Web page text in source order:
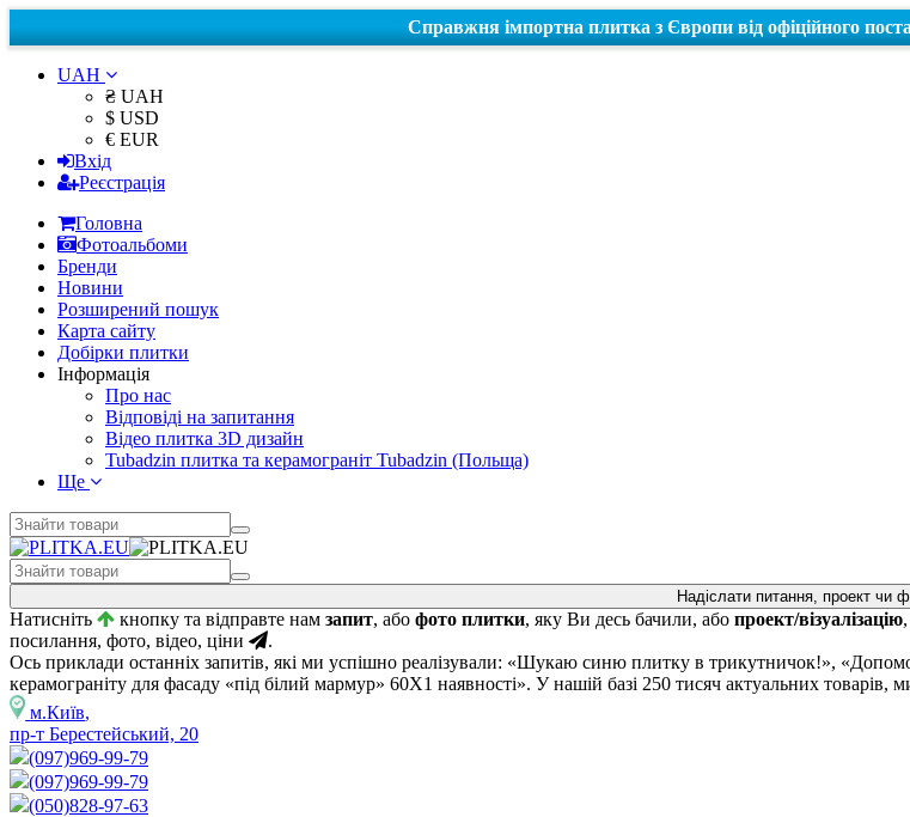
Справжня імпортна плитка з Європи від офіційного
UAH
₴ UAH
$ USD
€ EUR
Вхід
Реєстрація
Головна
Фотоальбоми
Бренди
Новини
Розширений пошук
Карта сайту
Добірки плитки
Інформація
Про нас
Відповіді на запитання
Відео плитка 3D дизайн
Tubadzin плитка та керамограніт Tubadzin (Польща)
Ще
Надіслати питання, проект чи
Натисніть кнопку та відправте нам запит, або фото плитки, яку Ви десь бачили, або проект/візуалізацію
посилання, фото, відео, ціни
.
Ось приклади останніх запитів, які ми успішно реалізували: «Шукаю синю плитку в трикутничок!»,
керамограніту для фасаду «під білий мармур» 60Х1 наявності». У нашій базі 250 тисяч актуальних
м.Київ,
пр-т Берестейський, 20
(097)969-99-79
(097)969-99-79
(050)828-97-63